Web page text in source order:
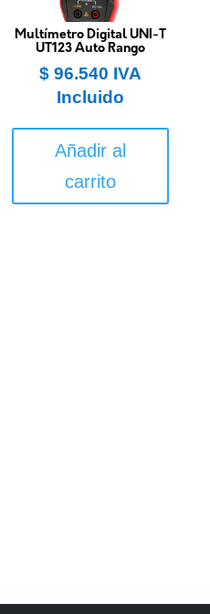
Multímetro Digital UNI-T
UT123 Auto Rango
$ 96.540 IVA
Incluido
Añadir al
carrito